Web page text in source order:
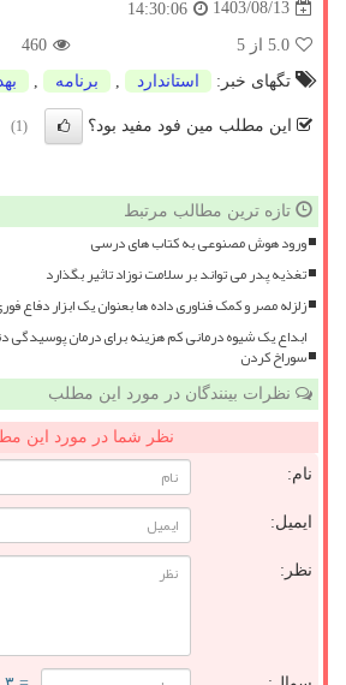
1403/08/13
14:30:06
5.0 از 5
460
تگهای خبر:
استاندارد برنامه
این مطلب مین فود مفید بود؟ (1)
تازه ترین مطالب مرتبط
ورود هوش مصنوعی به کتاب های درسی
تغذیه پدر می تواند بر سلامت نوزاد تاثیر بگذارد
زلزله مصر و کمک فناوری داده ها بعنوان یک ابزار دفاع
ابداع یک شیوه درمانی کم هزینه برای درمان پوسیدگی
سوراخ کردن
نظرات بینندگان در مورد این مطلب
نظر شما در مورد این
نام:
ایمیل:
نظر: